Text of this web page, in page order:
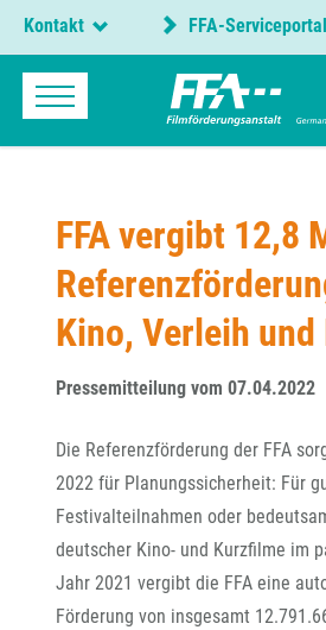
Kontakt FFA-Serviceportal
FFA vergibt 12,8
Kino, Verleih
Pressemitteilung vom 07.04.2022
Die Referenzförderung der FFA
2022 für Planungssicherheit: Für
Festivalteilnahmen oder
deutscher Kino- und Kurzfilme im
Jahr 2021 vergibt die FFA eine
Förderung von insgesamt